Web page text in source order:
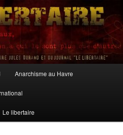
Anarchisme au Havre
Le libertaire